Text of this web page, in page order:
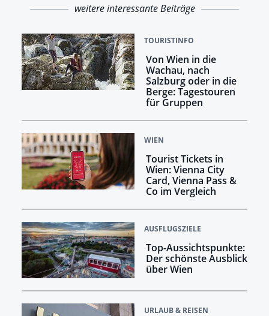
weitere interessante Beiträge
TOURISTINFO
Von Wien in die
Wachau, nach
Salzburg oder in die
Berge: Tagestouren
für Gruppen
WIEN
Tourist Tickets in
Wien: Vienna City
Card, Vienna Pass &
Co im Vergleich
AUSFLUGSZIELE
Top-Aussichtspunkte:
Der schönste Ausblick
über Wien
URLAUB & REISEN